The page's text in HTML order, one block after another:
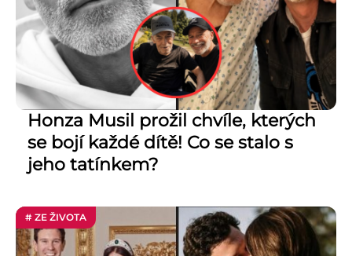
Honza Musil prožil chvíle, kterých
se bojí každé dítě! Co se stalo s
jeho tatínkem?
# ZE ŽIVOTA